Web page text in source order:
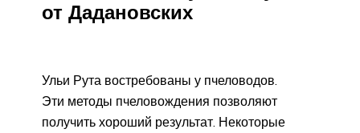
от Дадановских
Ульи Рута востребованы у пчеловодов.
Эти методы пчеловождения позволяют
получить хороший результат. Некоторые